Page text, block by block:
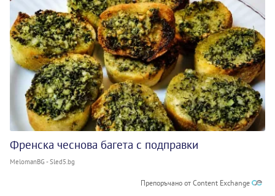
Френска чеснова багета с подправки
MelomanBG - Sled5.bg
Препоръчано от Content Exchange